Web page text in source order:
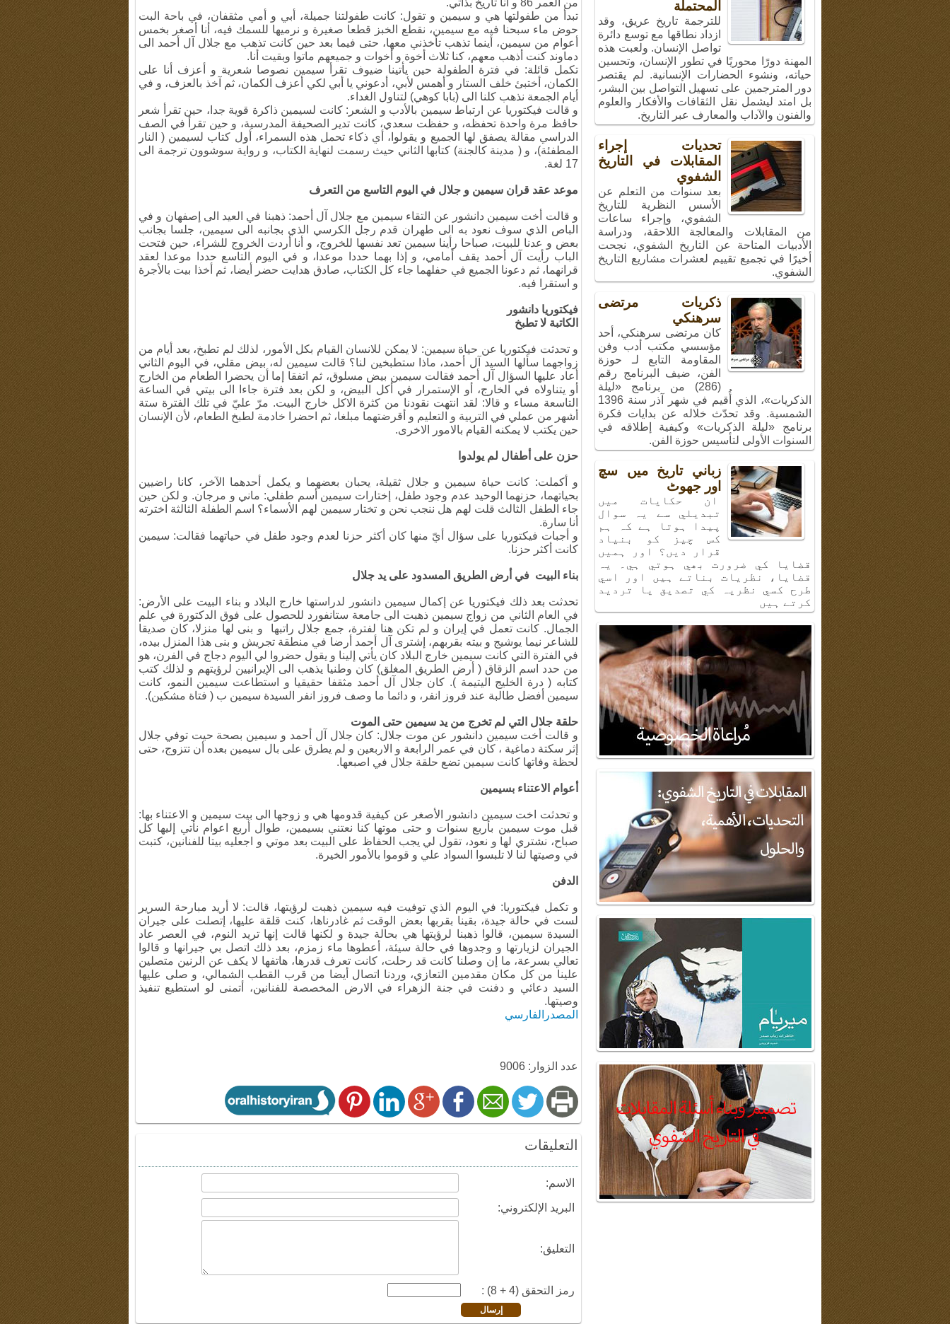
من العمر 86 و أنا تاريخ بذاتي.
تبدأ من طفولتها هي و سيمين و تقول: كانت طفولتنا جميلة، أبي و أمي مثقفان، في باحة البت
حوض ماء سبحنا فيه مع سيمين، نقطع الخبز قطعا صغيرة و نرميها للسمك فيه، أنا أصغر بخمس
أعوام من سيمين، أينما تذهب تأخذني معها، حتى فيما بعد حين كانت تذهب مع جلال آل أحمد الى
دماوند كنت أذهب معهم، كنا ثلاث أخوة و أخوات و جميعهم ماتوا وبقيت أنا.
تكمل قائلة: في فترة الطفولة حين يأتينا ضيوف تقرأ سيمين نصوصا شعرية و أعزف أنا على
الكمان، أختبئ خلف الستار و أهمس لأبي، أدعوني يا أبي لكي أعزف الكمان، ثم آخذ بالعزف، و في
أيام الجمعة نذهب كلنا الى (بابا كوهي) لتناول الغداء.
و قالت فيكتوريا عن ارتباط سيمين بالأدب و الشعر: كانت لسيمين ذاكرة قوية جدا، حين تقرأ شعر
حافظ مرة واحدة تحفظه، و حفظت سعدي، كانت تدير الصحيفة المدرسية، و حين تقرأ في الصف
الدراسي مقالة يصفق لها الجميع و يقولوا، أي ذكاء تحمل هذه السمراء، أول كتاب لسيمين ( النار
المطفئة)، و ( مدينة كالجنة) كتابها الثاني حيث رسمت لنهاية الكتاب، و رواية سوشوون ترجمة الى
17 لغة.
موعد عقد قران سيمين و جلال في اليوم التاسع من التعرف
و قالت أخت سيمين دانشور عن التقاء سيمين مع جلال آل أحمد: ذهبنا في العيد الى إصفهان و في
الباص الذي سوف نعود به الى طهران قدم رجل الكرسي الذي بجانبه الى سيمين، جلسا بجانب
بعض و عدنا للبيت، صباحا رأينا سيمين تعد نفسها للخروج، و أنا أردت الخروج للشراء، حين فتحت
الباب رأيت آل أحمد يقف أمامي، و إذا بهما حددا موعدا، و في اليوم التاسع حددا موعدا لعقد
قرانهما، ثم دعونا الجميع في حفلهما جاء كل الكتاب، صادق هدايت حضر أيضا، ثم أخذا بيت بالأجرة
و استقرا فيه.
فيكتوريا دانشور
الكاتبة لا تطبخ
و تحدثت فيكتوريا عن حياة سيمين: لا يمكن للانسان القيام بكل الأمور، لذلك لم تطبخ، بعد أيام من
زواجهما سألها السيد آل أحمد، ماذا ستطبخين لنا؟ قالت سيمين له، بيض مقلي، في اليوم الثاني
أعاد عليها السؤال آل أحمد فقالت سيمين بيض مسلوق، ثم اتفقا إما أن يحضرا الطعام من الخارج
أو يتناولاه في الخارج، أو الإستمرار في أكل البيض، و لكن بعد فترة جاءا الى بيتي في الساعة
التاسعة مساء و قالا: لقد انتهت نقودنا من كثرة الاكل خارج البيت. مرّ عليّ في تلك الفترة ستة
أشهر من عملي في التربية و التعليم و أقرضتهما مبلغا، ثم احضرا خادمة لطبخ الطعام، لأن الإنسان
حين يكتب لا يمكنه القيام بالامور الاخرى.
حزن على أطفال لم يولدوا
و أكملت: كانت حياة سيمين و جلال ثقيلة، يحبان بعضهما و يكمل أحدهما الآخر، كانا راضيين
بحياتهما، حزنهما الوحيد عدم وجود طفل، إختارات سيمين أسم طفلي: ماني و مرجان. و لكن حين
جاء الطفل الثالث قلت لهم هل ننجب نحن و تختار سيمين لهم الأسماء؟ اسم الطفلة الثالثة اخترته
أنا سارة.
و أجبات فيكتوريا على سؤال أيّ منها كان أكثر حزنا لعدم وجود طفل في حياتهما فقالت: سيمين
كانت أكثر حزنا.
بناء البيت في أرض الطريق المسدود على يد جلال
تحدثت بعد ذلك فيكتوريا عن إكمال سيمين دانشور لدراستها خارج البلاد و بناء البيت على الأرض:
في العام الثاني من زواج سيمين ذهبت الى جامعة ستانفورد للحصول على فوق الدكتورة في علم
الجمال. كانت تعمل في إيران و لم تكن هنا لفترة، جمع جلال راتبها و بنى لها منزلا، كان صديقا
للشاعر نيما يوشيج و بيته بقربهم، إشترى آل أحمد أرضا في منطقة تجريش و بنى هذا المنزل بيده،
في الفترة التي كانت سيمين خارج البلاد كان يأتي إلينا و يقول حضروا لي اليوم دجاج في الفرن، هو
من حدد اسم الزقاق ( أرض الطريق المغلق) كان وطنيا يذهب الى الإيرانيين لرؤيتهم و لذلك كتب
كتابه ( درة الخليج اليتيمة ). كان جلال آل أحمد مثقفا حقيقيا و استطاعت سيمين النمو، كانت
سيمين أفضل طالبة عند فروز انفر، و دائما ما وصف فروز انفر السيدة سيمين ب ( فتاة مشكين).
حلقة جلال التي لم تخرج من يد سيمين حتى الموت
و قالت أخت سيمين دانشور عن موت جلال: كان جلال آل أحمد و سيمين بصحة حيت توفي جلال
إثر سكتة دماغية ، كان في عمر الرابعة و الاربعين و لم يطرق على بال سيمين بعده أن تتزوج، حتى
لحظة وفاتها كانت سيمين تضع حلقة جلال في اصبعها.
أعوام الاعتناء بسيمين
و تحدثت اخت سيمين دانشور الأصغر عن كيفية قدومها هي و زوجها الى بيت سيمين و الاعتناء بها:
قبل موت سيمين بأربع سنوات و حتى موتها كنا نعتني بسيمين، طوال أربع اعوام نأتي إليها كل
صباح، نشتري لها و نعود، تقول لي يجب الحفاظ على البيت بعد موتي و اجعليه بيتا للفنانين، كتبت
في وصيتها لنا لا تلبسوا السواد علي و قوموا بالأمور الخيرة.
الدفن
و تكمل فيكتوريا: في اليوم الذي توفيت فيه سيمين ذهبت لرؤيتها، قالت: لا أريد مبارحة السرير
لست في حالة جيدة، بقينا بقربها بعض الوقت ثم غادرناها، كنت قلقة عليها، إتصلت على جيران
السيدة سيمين، قالوا ذهبنا لرؤيتها هي بحالة جيدة و لكنها قالت إنها تريد النوم، في العصر عاد
الجيران لزيارتها و وجدوها في حالة سيئة، أعطوها ماء زمزم، بعد ذلك اتصل بي جيرانها و قالوا
تعالي بسرعة، ما إن وصلنا كانت قد رحلت، كانت تعرف قدرها، هاتفها لا يكف عن الرنين متصلين
علينا من كل مكان مقدمين التعازي، وردنا اتصال أيضا من قرب القطب الشمالي، و صلى عليها
السيد دعائي و دفنت في جنة الزهراء في الارض المخصصة للفنانين، أتمنى لو استطيع تنفيذ
وصيتها.
المصدرالفارسي
عدد الزوار: 9006
التعليقات
الاسم:
البريد الإلكتروني:
التعليق:
رمز التحقق (4 + 8) :
المحتملة
للترجمة تاريخ عريق، وقد
ازداد نطاقها مع توسع دائرة
تواصل الإنسان. ولعبت هذه
المهنة دورًا محوريًا في تطور الإنسان، وتحسين
حياته، ونشوء الحضارات الإنسانية. لم يقتصر
دور المترجمين على تسهيل التواصل بين البشر،
بل امتد ليشمل نقل الثقافات والأفكار والعلوم
والفنون والآداب والمعارف عبر التاريخ.
تحديات إجراء
المقابلات في التاريخ
الشفوي
بعد سنوات من التعلم عن
الأسس النظرية للتاريخ
الشفوي، وإجراء ساعات
من المقابلات والمعالجة اللاحقة، ودراسة
الأدبيات المتاحة عن التاريخ الشفوي، نجحت
أخيرًا في تجميع تقييم لعشرات مشاريع التاريخ
الشفوي.
ذكريات مرتضى
سرهنكي
كان مرتضى سرهنكي، أحد
مؤسسي مكتب أدب وفن
المقاومة التابع لـ حوزة
الفن، ضيف البرنامج رقم
(286) من برنامج «ليلة
الذكريات»، الذي أُقيم في شهر آذر سنة 1396
الشمسية. وقد تحدّث خلاله عن بدايات فكرة
برنامج «ليلة الذكريات» وكيفية إطلاقه في
السنوات الأولى لتأسيس حوزة الفن.
زباني تاريخ ميں سچ
اور جھوٹ
ان حكايات ميں
تبديلي سے يہ سوال
پيدا ہوتا ہے كہ ہم
كس چيز كو بنياد
قرار ديں؟ اور ہميں
قضايا كي ضرورت بھي ہوتي ہي۔ يہ
قضايا، نظريات بناتے ہيں اور اسي
طرح كسي نظريہ كي تصديق يا ترديد
كرتے ہيں